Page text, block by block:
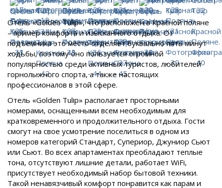
Отель «Golden Tulip», что расположен в Красной поляне
– пример комфорта и изысканного отдыха. От
подъемника это место отделяет буквально пять минут
ходьбы, поэтому оно пользуется огромной
популярностью среди активных туристов, любителей
горнолыжного спорта, а также настоящих
профессионалов в этой сфере.
Отель «Golden Tulip» располагает просторными
номерами, оснащенными всем необходимым для
кратковременного и продолжительного отдыха. Гости
смогут на свое усмотрение поселиться в одном из
номеров категорий Стандарт, Супериор, Джуниор Сьют
или Сьют. Во всех апартаментах преобладают теплые
тона, отсутствуют лишние детали, работает WiFi,
присутствует необходимый набор бытовой техники.
Такой ненавязчивый комфорт понравится как парам и